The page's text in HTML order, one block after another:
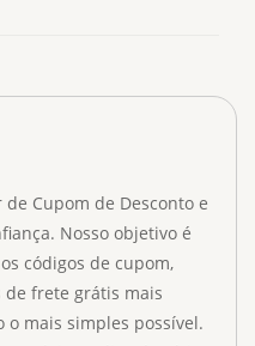
Cupom de Desconto e
Nosso objetivo é
códigos de cupom,
de frete grátis mais
o mais simples possível.